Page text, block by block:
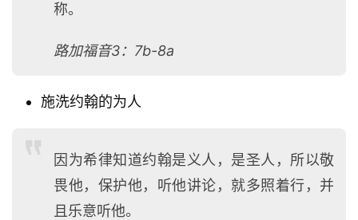
称。
路加福音3：7b-8a
施洗约翰的为人
因为希律知道约翰是义人，是圣人，所以敬
畏他，保护他，听他讲论，就多照着行，并
且乐意听他。